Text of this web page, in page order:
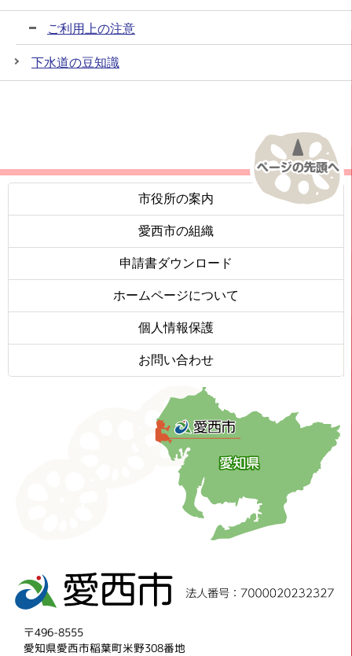
ご利用上の注意
下水道の豆知識
市役所の案内
愛西市の組織
申請書ダウンロード
ホームページについて
個人情報保護
お問い合わせ
〒496-8555
愛知県愛西市稲葉町米野308番地